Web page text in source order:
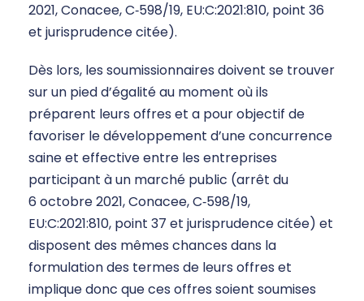
2021, Conacee, C‑598/19, EU:C:2021:810, point 36
et jurisprudence citée).
Dès lors, les soumissionnaires doivent se trouver
sur un pied d’égalité au moment où ils
préparent leurs offres et a pour objectif de
favoriser le développement d’une concurrence
saine et effective entre les entreprises
participant à un marché public (arrêt du
6 octobre 2021, Conacee, C‑598/19,
EU:C:2021:810, point 37 et jurisprudence citée) et
disposent des mêmes chances dans la
formulation des termes de leurs offres et
implique donc que ces offres soient soumises